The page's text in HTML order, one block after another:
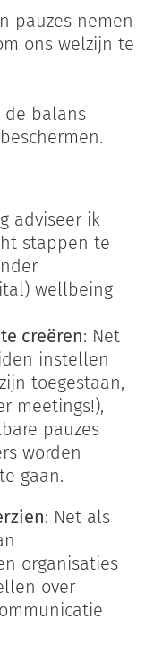
pauzes nemen
ons welzijn te
de balans
adviseer ik
stappen te
wellbeing
creëren: Net
instellen
toegestaan,
meetings!),
pauzes
worden
gaan.
: Net als
organisaties
over